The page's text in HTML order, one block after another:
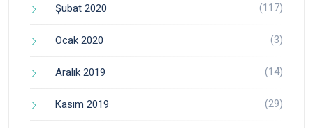
Şubat 2020 (117)
Ocak 2020 (3)
Aralık 2019 (14)
Kasım 2019 (29)